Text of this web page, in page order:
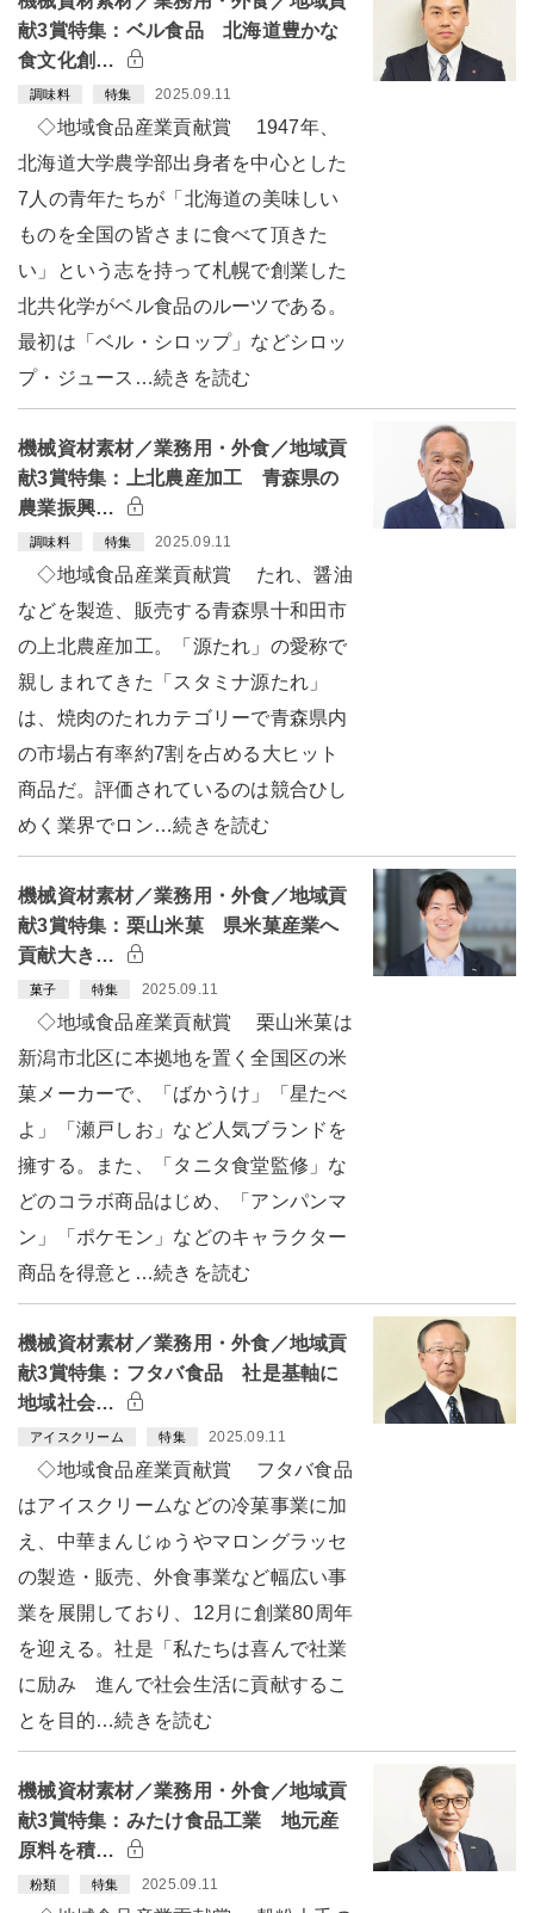
献3賞特集：ベル食品 北海道豊かな
食文化創…
調味料 特集 2025.09.11
◇地域食品産業貢献賞 1947年、
北海道大学農学部出身者を中心とした
7人の青年たちが「北海道の美味しい
ものを全国の皆さまに食べて頂きた
い」という志を持って札幌で創業した
北共化学がベル食品のルーツである。
最初は「ベル・シロップ」などシロッ
プ・ジュース…続きを読む
機械資材素材／業務用・外食／地域貢
献3賞特集：上北農産加工 青森県の
農業振興…
調味料 特集 2025.09.11
◇地域食品産業貢献賞 たれ、醤油
などを製造、販売する青森県十和田市
の上北農産加工。「源たれ」の愛称で
親しまれてきた「スタミナ源たれ」
は、焼肉のたれカテゴリーで青森県内
の市場占有率約7割を占める大ヒット
商品だ。評価されているのは競合ひし
めく業界でロン…続きを読む
機械資材素材／業務用・外食／地域貢
献3賞特集：栗山米菓 県米菓産業へ
貢献大き…
菓子 特集 2025.09.11
◇地域食品産業貢献賞 栗山米菓は
新潟市北区に本拠地を置く全国区の米
菓メーカーで、「ばかうけ」「星たべ
よ」「瀬戸しお」など人気ブランドを
擁する。また、「タニタ食堂監修」な
どのコラボ商品はじめ、「アンパンマ
ン」「ポケモン」などのキャラクター
商品を得意と…続きを読む
機械資材素材／業務用・外食／地域貢
献3賞特集：フタバ食品 社是基軸に
地域社会…
アイスクリーム 特集 2025.09.11
◇地域食品産業貢献賞 フタバ食品
はアイスクリームなどの冷菓事業に加
え、中華まんじゅうやマロングラッセ
の製造・販売、外食事業など幅広い事
業を展開しており、12月に創業80周年
を迎える。社是「私たちは喜んで社業
に励み 進んで社会生活に貢献するこ
とを目的…続きを読む
機械資材素材／業務用・外食／地域貢
献3賞特集：みたけ食品工業 地元産
原料を積…
粉類 特集 2025.09.11